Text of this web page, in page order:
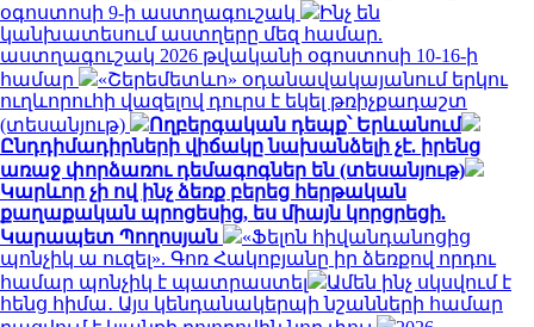
օգոստոսի 9-ի աստղագուշակ
Ինչ են
կանխատեսում աստղերը մեզ համար.
աստղագուշակ 2026 թվականի օգոստոսի 10-16-ի
համար
«Շերեմետևո» օդանավակայանում երկու
ուղևորուհի վազելով դուրս է եկել թռիչքադաշտ
(տեսանյութ)
Ողբերգական դեպք՝ Երևանում
Ընդդիմադիրների վիճակը նախանձելի չէ. իրենց
առաջ փորձառու դեմագոգներ են (տեսանյութ)
Կարևոր չի ով ինչ ձեռք բերեց հերթական
քաղաքական պրոցեսից, ես միայն կորցրեցի.
Կարապետ Պողոսյան
«Ֆելոն հիվանդանոցից
պոնչիկ ա ուզել». Գոռ Հակոբյանը իր ձեռքով որդու
համար պոնչիկ է պատրաստել
Ամեն ինչ սկսվում է
հենց հիմա․ Այս կենդանակերպի նշանների համար